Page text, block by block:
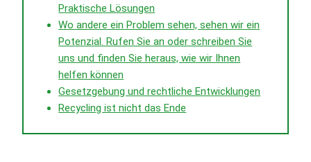
Praktische Lösungen
Wo andere ein Problem sehen, sehen wir ein
Potenzial. Rufen Sie an oder schreiben Sie
uns und finden Sie heraus, wie wir Ihnen
helfen können
Gesetzgebung und rechtliche Entwicklungen
Recycling ist nicht das Ende